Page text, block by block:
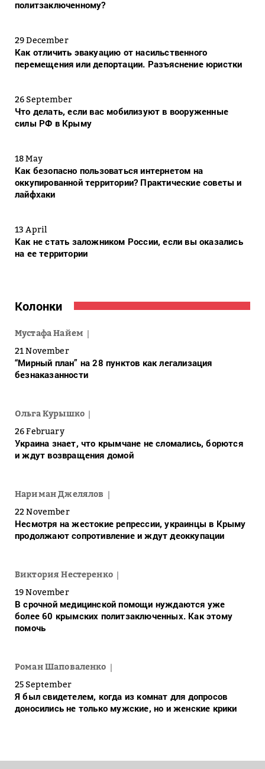
политзаключенному?
29 December
Как отличить эвакуацию от насильственного
перемещения или депортации. Разъяснение юристки
26 September
Что делать, если вас мобилизуют в вооруженные
силы РФ в Крыму
18 May
Как безопасно пользоваться интернетом на
оккупированной территории? Практические советы и
лайфхаки
13 April
Как не стать заложником России, если вы оказались
на ее территории
Колонки
Мустафа Найем
21 November
“Мирный план” на 28 пунктов как легализация
безнаказанности
Ольга Курышко
26 February
Украина знает, что крымчане не сломались, борются
и ждут возвращения домой
Нариман Джелялов
22 November
Несмотря на жестокие репрессии, украинцы в Крыму
продолжают сопротивление и ждут деоккупации
Виктория Нестеренко
19 November
В срочной медицинской помощи нуждаются уже
более 60 крымских политзаключенных. Как этому
помочь
Роман Шаповаленко
25 September
Я был свидетелем, когда из комнат для допросов
доносились не только мужские, но и женские крики